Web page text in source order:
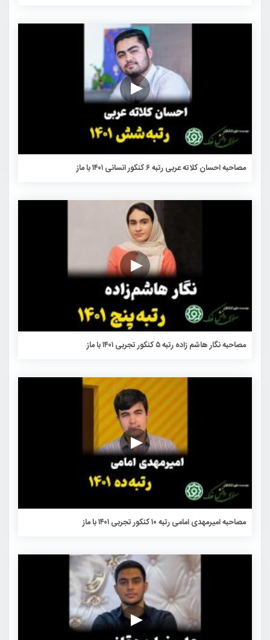
مصاحبه احسان کلاته عربی رتبه ۶ کنکور انسانی ۱۴۰۱ با ماز
مصاحبه نگار هاشم زاده رتبه ۵ کنکور تجربی ۱۴۰۱ با ماز
مصاحبه امیرمهدی امامی رتبه ۱۰ کنکور تجربی ۱۴۰۱ با ماز